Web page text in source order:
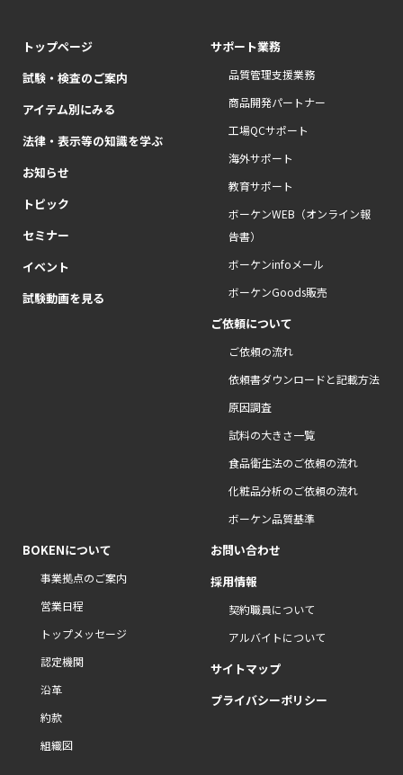
トップページ
試験・検査のご案内
アイテム別にみる
法律・表示等の知識を学ぶ
お知らせ
トピック
セミナー
イベント
試験動画を見る
サポート業務
品質管理支援業務
商品開発パートナー
工場QCサポート
海外サポート
教育サポート
ボーケンWEB（オンライン報
告書）
ボーケンinfoメール
ボーケンGoods販売
ご依頼について
ご依頼の流れ
依頼書ダウンロードと記載方法
原因調査
試料の大きさ一覧
食品衛生法のご依頼の流れ
化粧品分析のご依頼の流れ
ボーケン品質基準
BOKENについて
事業拠点のご案内
営業日程
トップメッセージ
認定機関
沿革
約款
組織図
お問い合わせ
採用情報
契約職員について
アルバイトについて
サイトマップ
プライバシーポリシー